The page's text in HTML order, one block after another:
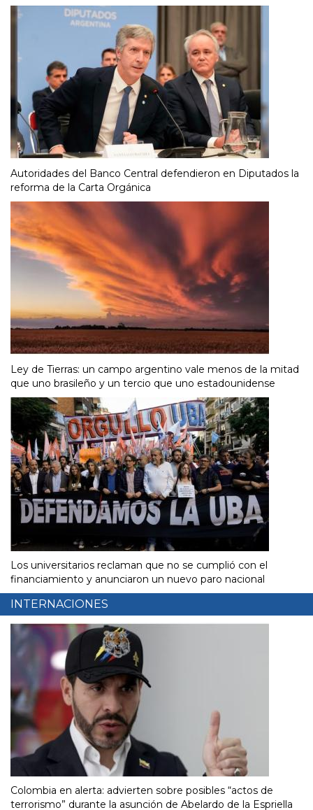
Autoridades del Banco Central defendieron en Diputados la
reforma de la Carta Orgánica
Ley de Tierras: un campo argentino vale menos de la mitad
que uno brasileño y un tercio que uno estadounidense
Los universitarios reclaman que no se cumplió con el
financiamiento y anunciaron un nuevo paro nacional
INTERNACIONES
Colombia en alerta: advierten sobre posibles “actos de
terrorismo” durante la asunción de Abelardo de la Espriella